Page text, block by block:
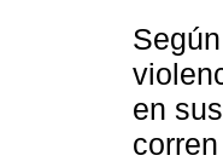
en